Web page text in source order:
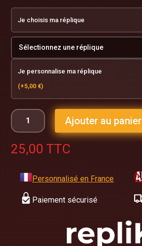
Je choisis ma réplique
Je personnalise ma réplique
(+5,00 €)
Ajouter au panier
25,00 TTC
Personnalisé en France
Paiement sécurisé